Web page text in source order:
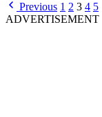
Previous 1 2 3 4 5
ADVERTISEMENT